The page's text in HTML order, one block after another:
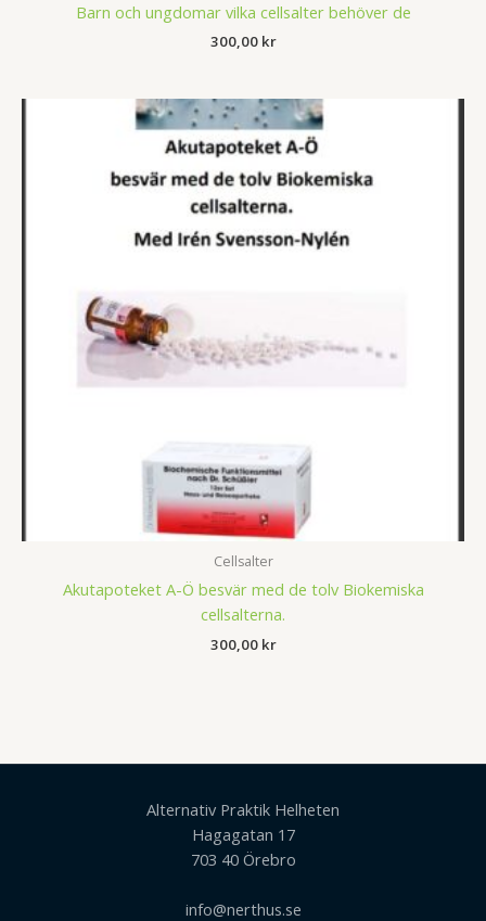
Barn och ungdomar vilka cellsalter behöver de
300,00 kr
Cellsalter
Akutapoteket A-Ö besvär med de tolv Biokemiska
cellsalterna.
300,00 kr
Alternativ Praktik Helheten
Hagagatan 17
703 40 Örebro
info@nerthus.se